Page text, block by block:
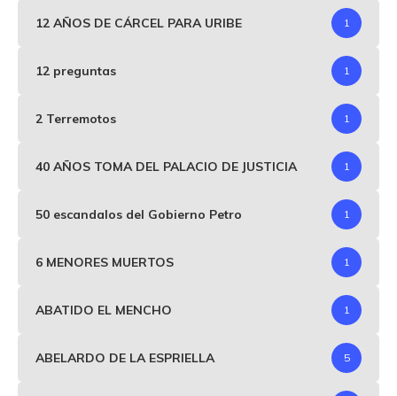
12 AÑOS DE CÁRCEL PARA URIBE 1
12 preguntas 1
2 Terremotos 1
40 AÑOS TOMA DEL PALACIO DE JUSTICIA 1
50 escandalos del Gobierno Petro 1
6 MENORES MUERTOS 1
ABATIDO EL MENCHO 1
ABELARDO DE LA ESPRIELLA 5